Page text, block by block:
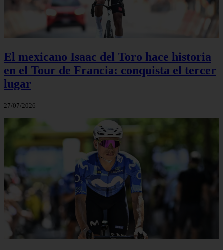
El mexicano Isaac del Toro hace historia
en el Tour de Francia: conquista el tercer
lugar
27/07/2026